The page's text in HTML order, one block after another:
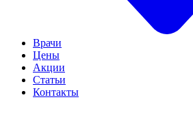
Врачи
Цены
Акции
Статьи
Контакты